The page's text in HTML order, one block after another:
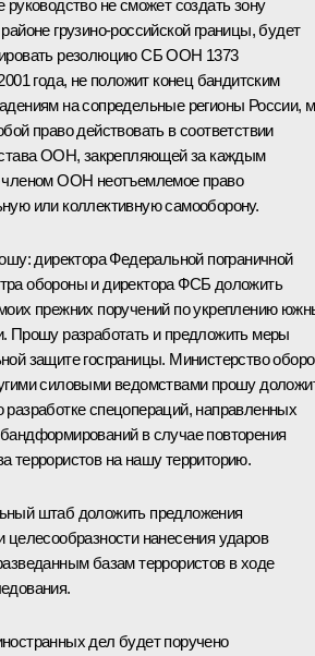
руководство не сможет создать зону
грузино-российской границы, будет
резолюцию СБ ООН 1373
года, не положит конец бандитским
на сопредельные регионы России,
право действовать в соответствии
ООН, закрепляющей за каждым
членом ООН неотъемлемое право
или коллективную самооборону.
директора Федеральной пограничной
обороны и директора ФСБ доложить
прежних поручений по укреплению
Прошу разработать и предложить меры
защите госграницы. Министерство
силовыми ведомствами прошу
разработке спецопераций, направленных
в случае повторения
террористов на нашу территорию.
штаб доложить предложения
целесообразности нанесения ударов
базам террористов в ходе
дел будет поручено